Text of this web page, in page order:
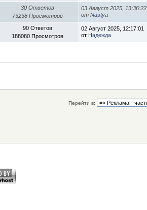
30 Ответов
73238 Просмотров
03 Август 2025, 13:36:22
отNastya
90 Ответов
188080 Просмотров
02 Август 2025, 12:17:01
от Надежда
Перейти в: